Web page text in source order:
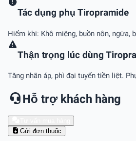
Tác dụng phụ Tiropramide
Hiếm khi: Khô miệng, buồn nôn, ngứa,
Thận trọng lúc dùng
Tăng nhãn áp, phì đại tuyến tiền liệt.
Hỗ trợ khách hàng
Gửi đơn thuốc